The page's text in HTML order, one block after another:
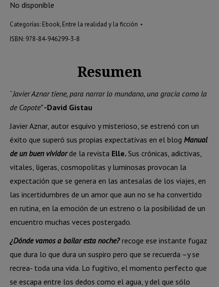
23.00 €.
No disponible
Categorías: Ebook, Entre la realidad y la ficción
ISBN: 978-84-946299-3-8
Resumen
“Javier Aznar tiene, para narrar lo mundano, una gracia como la
de Capote”-David Gistau
Javier Aznar, autor esquivo y misterioso, se estrenó con un
éxito que superó sus propias expectativas en el blog Manual
de un buen vividorde la revista Elle. Sus crónicas, adictivas,
vitales, ligeras, cosmopolitas y luminosas provocan la
expectación que se genera en las antesalas de los viajes, en
las incertidumbres de un amor que aun no se ha convertido
en rutina, en la emoción de un estreno o la posibilidad de un
encuentro muchas veces postergado.
¿Dónde vamos a bailar esta noche?recoge ese instante fugaz
que dura lo que dura un suspiro pero que se recuerda –y se
recrea- toda una vida. Lo fugitivo, el momento perfecto que
se escapa entre los dedos como el agua, y del que sólo